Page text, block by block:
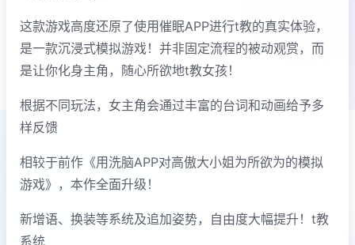
这款游戏高度还原了使用催眠APP进行t教的真实体验，
是一款沉浸式模拟游戏！并非固定流程的被动观赏，而
是让你化身主角，随心所欲地t教女孩！
根据不同玩法，女主角会通过丰富的台词和动画给予多
样反馈
相较于前作《用洗脑APP对高傲大小姐为所欲为的模拟
游戏》，本作全面升级！
新增语、换装等系统及追加姿势，自由度大幅提升！t教
系统